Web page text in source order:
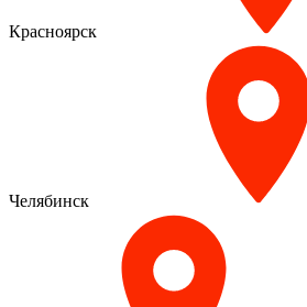
Красноярск
Челябинск